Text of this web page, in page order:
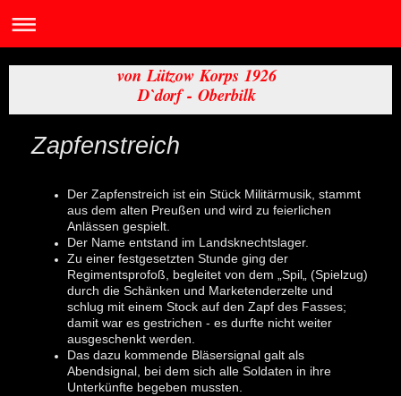
von Lützow Korps 1926
D`dorf - Oberbilk
Zapfenstreich
Der Zapfenstreich ist ein Stück Militärmusik, stammt
aus dem alten Preußen und wird zu feierlichen
Anlässen gespielt.
Der Name entstand im Landsknechtslager.
Zu einer festgesetzten Stunde ging der
Regimentsprofoß, begleitet von dem „Spil„ (Spielzug)
durch die Schänken und Marketenderzelte und
schlug mit einem Stock auf den Zapf des Fasses;
damit war es gestrichen - es durfte nicht weiter
ausgeschenkt werden.
Das dazu kommende Bläsersignal galt als
Abendsignal, bei dem sich alle Soldaten in ihre
Unterkünfte begeben mussten.